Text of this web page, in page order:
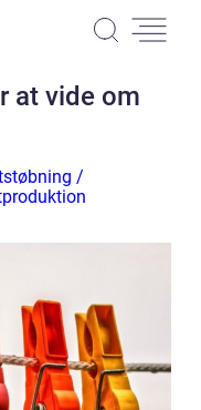
at vide om
/